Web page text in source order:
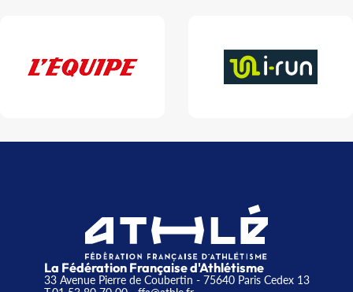
La Fédération Française d'Athlétisme
33 Avenue Pierre de Coubertin - 75640 Paris Cedex 13